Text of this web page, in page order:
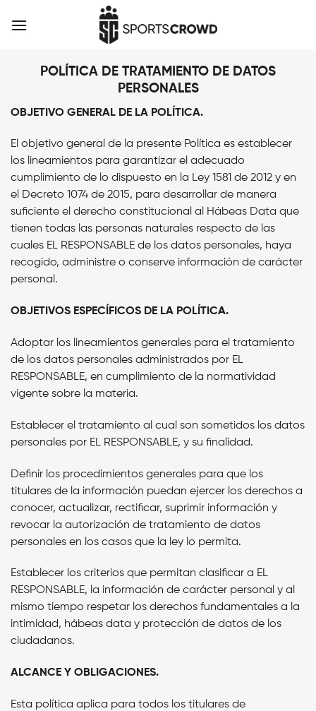
POLÍTICA DE TRATAMIENTO DE DATOS
PERSONALES
OBJETIVO GENERAL DE LA POLÍTICA.
El objetivo general de la presente Política es establecer
los lineamientos para garantizar el adecuado
cumplimiento de lo dispuesto en la Ley 1581 de 2012 y en
el Decreto 1074 de 2015, para desarrollar de manera
suficiente el derecho constitucional al Hábeas Data que
tienen todas las personas naturales respecto de las
cuales EL RESPONSABLE de los datos personales, haya
recogido, administre o conserve información de carácter
personal.
OBJETIVOS ESPECÍFICOS DE LA POLÍTICA.
Adoptar los lineamientos generales para el tratamiento
de los datos personales administrados por EL
RESPONSABLE, en cumplimiento de la normatividad
vigente sobre la materia.
Establecer el tratamiento al cual son sometidos los datos
personales por EL RESPONSABLE, y su finalidad.
Definir los procedimientos generales para que los
titulares de la información puedan ejercer los derechos a
conocer, actualizar, rectificar, suprimir información y
revocar la autorización de tratamiento de datos
personales en los casos que la ley lo permita.
Establecer los criterios que permitan clasificar a EL
RESPONSABLE, la información de carácter personal y al
mismo tiempo respetar los derechos fundamentales a la
intimidad, hábeas data y protección de datos de los
ciudadanos.
ALCANCE Y OBLIGACIONES.
Esta política aplica para todos los titulares de